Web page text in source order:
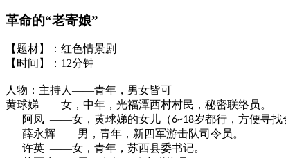
革命的“老寄娘”
【题材】：红色情景剧
【时间】： 12分钟
人物：主持人——青年，男女皆可
黄球娣——女，中年，光福潭西村村民，秘密联络员。
阿凤 ——女，黄球娣的女儿（6~18岁都行，方便寻找
薛永辉——男，青年，新四军游击队司令员。
许英 ——女，青年，苏西县委书记。